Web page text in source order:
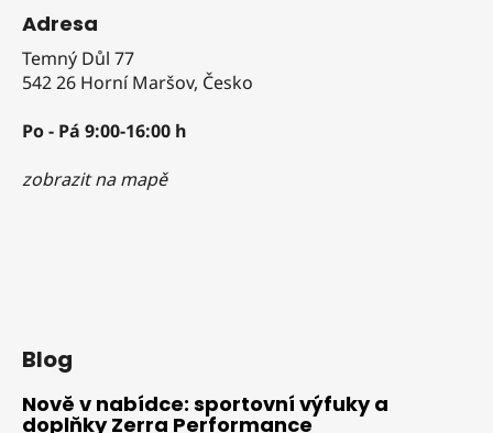
Adresa
Temný Důl 77
542 26 Horní Maršov, Česko
Po - Pá 9:00-16:00 h
zobrazit na mapě
Blog
Nově v nabídce: sportovní výfuky a
doplňky Zerra Performance